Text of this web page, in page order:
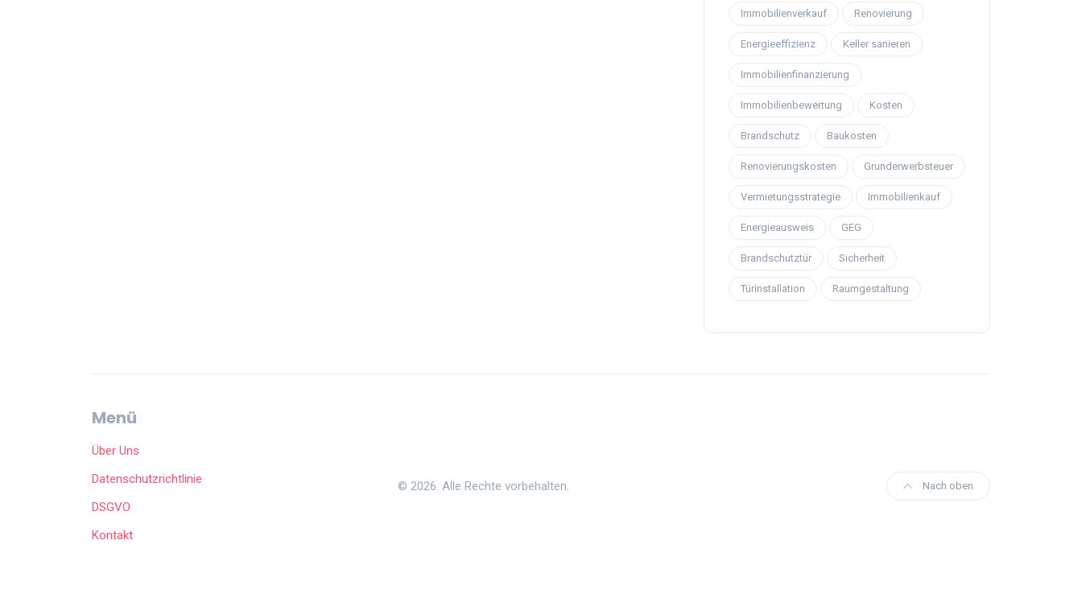
Immobilienverkauf Renovierung
Energieeffizienz Keller sanieren
Immobilienfinanzierung
Immobilienbewertung Kosten
Brandschutz Baukosten
Renovierungskosten Grunderwerbsteuer
Vermietungsstrategie Immobilienkauf
Energieausweis GEG
Brandschutztür Sicherheit
Türinstallation Raumgestaltung
Menü
Über Uns
Datenschutzrichtlinie
DSGVO
Kontakt
© 2026. Alle Rechte vorbehalten. Nach oben